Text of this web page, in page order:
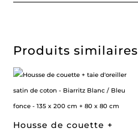
Produits similaires
Housse de couette +